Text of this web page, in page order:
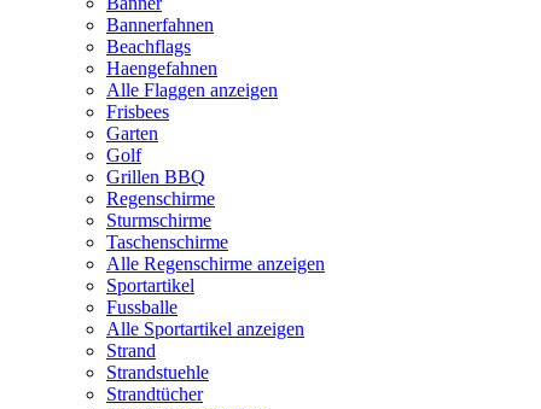
Bannerfahnen
Beachflags
Haengefahnen
Alle Flaggen anzeigen
Frisbees
Garten
Golf
Grillen BBQ
Regenschirme
Sturmschirme
Taschenschirme
Alle Regenschirme anzeigen
Sportartikel
Fussballe
Alle Sportartikel anzeigen
Strand
Strandstuehle
Strandtücher